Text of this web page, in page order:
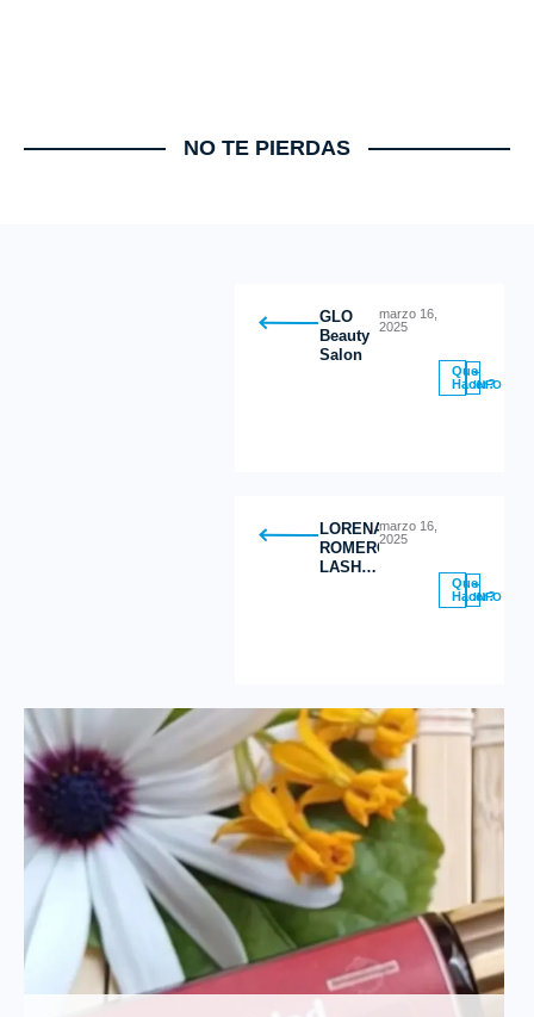
NO TE PIERDAS
GLO
Beauty
Salon
marzo 16,
2025
Que
Hacer?
+
INFO
LORENA
ROMERO
LASH
marzo 16,
2025
Que
Hacer?
+
INFO